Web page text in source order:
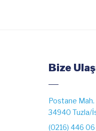
Bize
Postane Mah.
34940 Tuzla/
(0216) 446